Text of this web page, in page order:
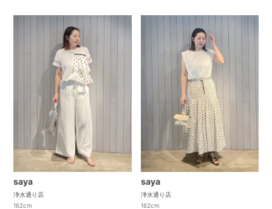
saya
浄水通り店
162cm
saya
浄水通り店
162cm